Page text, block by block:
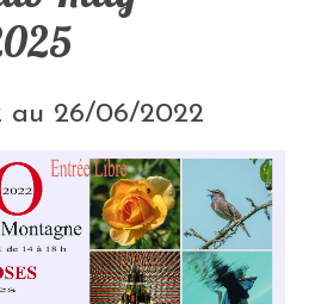
au 26/06/2022